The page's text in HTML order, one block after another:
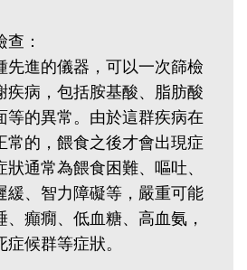
：
先進的儀器，可以一次篩檢
疾病，包括胺基酸、脂肪酸
等的異常。由於這群疾病在
常的，餵食之後才會出現症
通常為餵食困難、嘔吐、
緩、智力障礙等，嚴重可能
癲癇、低血糖、高血氨，
候群等症狀。